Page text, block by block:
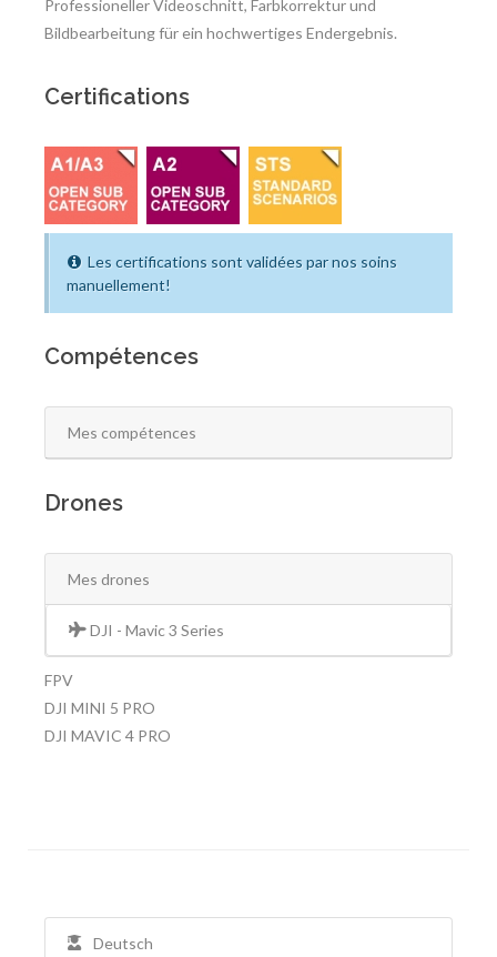
Professioneller Videoschnitt, Farbkorrektur und
Bildbearbeitung für ein hochwertiges Endergebnis.
Certifications
Les certifications sont validées par nos soins
manuellement!
Compétences
Mes compétences
Drones
Mes drones
DJI - Mavic 3 Series
FPV
DJI MINI 5 PRO
DJI MAVIC 4 PRO
Deutsch